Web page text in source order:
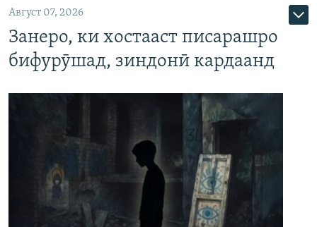
Август 07, 2026
Занеро, ки хостааст писарашро
бифурӯшад, зиндонӣ кардаанд